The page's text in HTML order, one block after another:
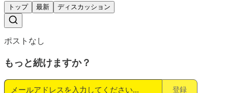
トップ 最新 ディスカッション
ポストなし
もっと続けますか？
登録